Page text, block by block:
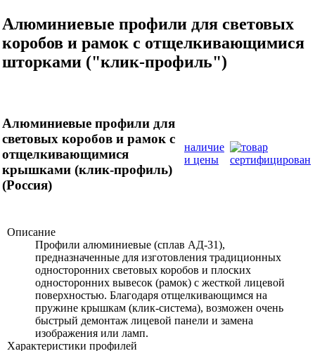
Алюминиевые профили для световых
коробов и рамок с отщелкивающимися
шторками ("клик-профиль")
Алюминиевые профили для
световых коробов и рамок с
отщелкивающимися
крышками (клик-профиль)
(Россия)
наличие
и цены
Описание
Профили алюминиевые (сплав АД-31),
предназначенные для изготовления традиционных
односторонних световых коробов и плоских
односторонних вывесок (рамок) с жесткой лицевой
поверхностью. Благодаря отщелкивающимся на
пружине крышкам (клик-система), возможен очень
быстрый демонтаж лицевой панели и замена
изображения или ламп.
Характеристики профилей